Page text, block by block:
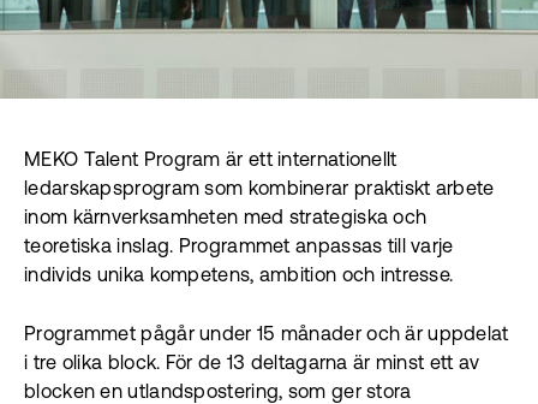
MEKO Talent Program är ett internationellt
ledarskapsprogram som kombinerar praktiskt arbete
inom kärnverksamheten med strategiska och
teoretiska inslag. Programmet anpassas till varje
individs unika kompetens, ambition och intresse.
Programmet pågår under 15 månader och är uppdelat
i tre olika block. För de 13 deltagarna är minst ett av
blocken en utlandspostering, som ger stora